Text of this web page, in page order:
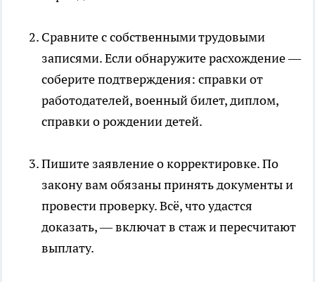
Сравните с собственными трудовыми
записями. Если обнаружите расхождение —
соберите подтверждения: справки от
работодателей, военный билет, диплом,
справки о рождении детей.
Пишите заявление о корректировке. По
закону вам обязаны принять документы и
провести проверку. Всё, что удастся
доказать, — включат в стаж и пересчитают
выплату.